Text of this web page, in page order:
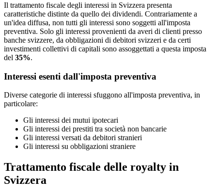
Il trattamento fiscale degli interessi in Svizzera presenta
caratteristiche distinte da quello dei dividendi. Contrariamente a
un'idea diffusa, non tutti gli interessi sono soggetti all'imposta
preventiva. Solo gli interessi provenienti da averi di clienti presso
banche svizzere, da obbligazioni di debitori svizzeri e da certi
investimenti collettivi di capitali sono assoggettati a questa imposta
del 35%.
Interessi esenti dall'imposta preventiva
Diverse categorie di interessi sfuggono all'imposta preventiva, in
particolare:
Gli interessi dei mutui ipotecari
Gli interessi dei prestiti tra società non bancarie
Gli interessi versati da debitori stranieri
Gli interessi su obbligazioni straniere
Trattamento fiscale delle royalty in
Svizzera